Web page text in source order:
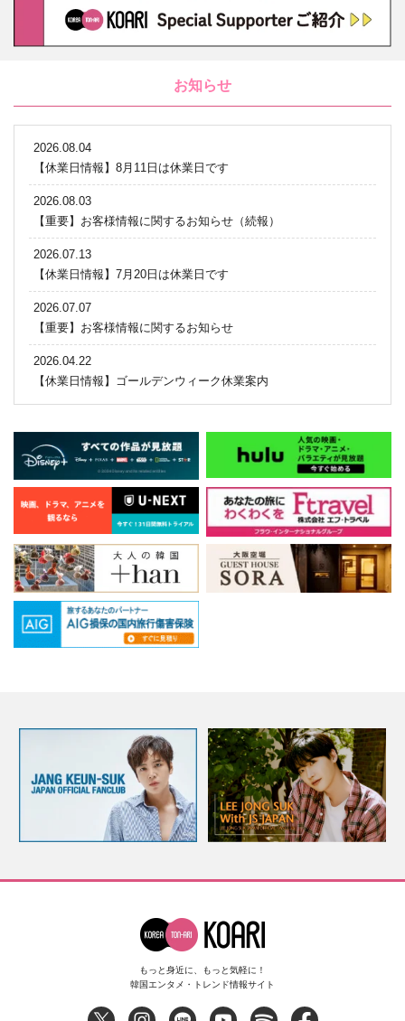
お知らせ
2026.08.04
【休業日情報】8月11日は休業日です
2026.08.03
【重要】お客様情報に関するお知らせ（続報）
2026.07.13
【休業日情報】7月20日は休業日です
2026.07.07
【重要】お客様情報に関するお知らせ
2026.04.22
【休業日情報】ゴールデンウィーク休業案内
もっと身近に、もっと気軽に！
韓国エンタメ・トレンド情報サイト